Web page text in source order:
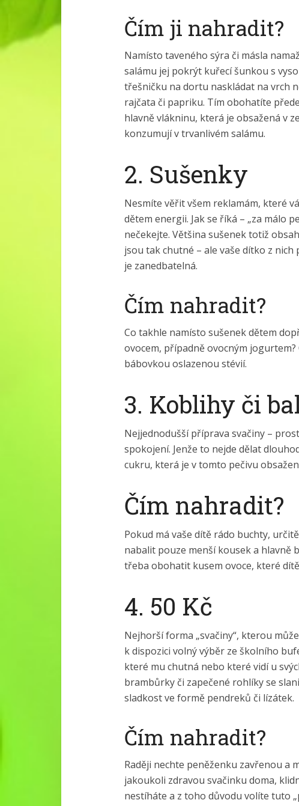
Čím ji nahradit?
Namísto taveného sýra či másla
salámu jej pokrýt kuřecí šunkou s
třešničku na dortu naskládat na vrch
rajčata či papriku. Tím obohatíte
hlavně vlákninu, která je obsažená v
konzumují v trvanlivém salámu.
2. Sušenky
Nesmíte věřit všem reklamám, které
dětem energii. Jak se říká – „za málo
nečekejte. Většina sušenek totiž
jsou tak chutné – ale vaše dítko z
je zanedbatelná.
Čím nahradit?
Co takhle namísto sušenek dětem
ovocem, případně ovocným
bábovkou oslazenou stévií.
3. Koblihy či
Nejjednodušší příprava svačiny –
spokojení. Jenže to nejde dělat
cukru, která je v tomto pečivu
Čím nahradit?
Pokud má vaše dítě rádo buchty,
nabalit pouze menší kousek a hlavně
třeba obohatit kusem ovoce, které
4. 50 Kč
Nejhorší forma „svačiny“, kterou
k dispozici volný výběr ze školního
které mu chutná nebo které vidí u
brambůrky či zapečené rohlíky se
sladkost ve formě pendreků či lízátek.
Čím nahradit?
Raději nechte peněženku zavřenou a
jakoukoli zdravou svačinku doma,
nestíháte a z toho důvodu volíte tuto